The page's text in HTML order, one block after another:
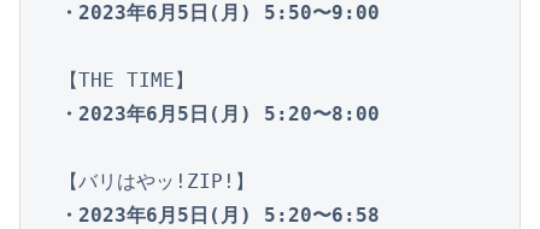
・2023年6月5日(月) 5:50〜9:00
・2023年6月5日(月) 5:20〜8:00
・2023年6月5日(月) 5:20〜6:58